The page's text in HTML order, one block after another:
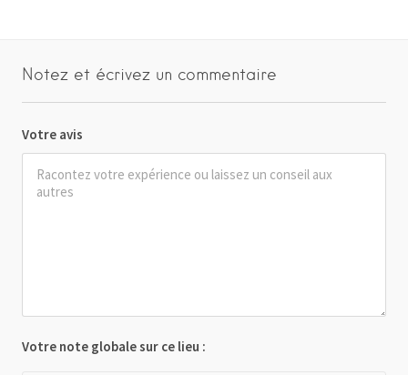
Notez et écrivez un commentaire
Votre avis
Votre note globale sur ce lieu :